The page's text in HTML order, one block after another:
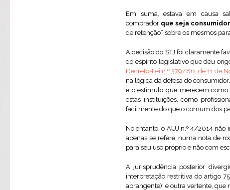
Em suma, estava em causa
comprador que seja consumidor
de retenção” sobre os mesmos
A decisão do STJ foi claramente
do espírito legislativo que deu
Decreto-Lei n.º 379/86, de 11 de
na lógica da defesa do
e o estímulo que merecem como
estas instituições, como
facilmente do que o comum dos
No entanto, o AUJ n.º 4/2014
apenas se refere, numa nota de
para seu uso próprio e não com
A jurisprudência posterior
interpretação restritiva do artigo
abrangente); e outra vertente, que